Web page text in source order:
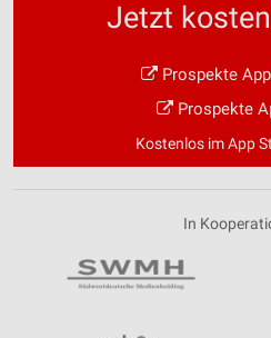
Jetzt
Prospekte
Prospekte
Kostenlos im App
In